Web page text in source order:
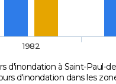
d'inondation à Saint-Paul-
d'inondation dans les
1982